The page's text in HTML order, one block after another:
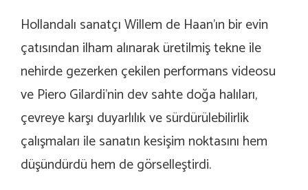
Hollandalı sanatçı Willem de Haan’ın bir evin
çatısından ilham alınarak üretilmiş tekne ile
nehirde gezerken çekilen performans videosu
ve Piero Gilardi’nin dev sahte doğa halıları,
çevreye karşı duyarlılık ve sürdürülebilirlik
çalışmaları ile sanatın kesişim noktasını hem
düşündürdü hem de görselleştirdi.